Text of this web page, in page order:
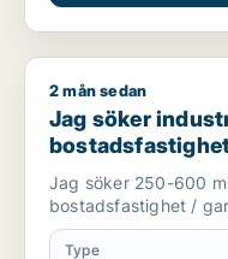
Jag söker
2 mån sedan
Jag söker
Skåne
Jag söker 250-600
bostadsfastighet /
Type